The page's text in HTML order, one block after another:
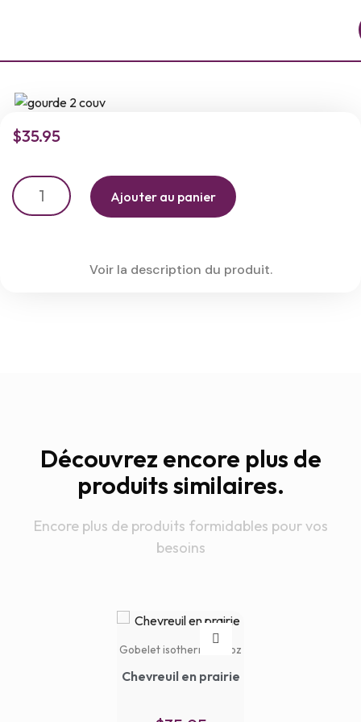
$35.95
Ajouter au panier
Voir la description du produit.
Découvrez encore plus de
produits similaires.
Encore plus de produits formidables pour vos
besoins
Gobelet isotherme 20oz
Chevreuil en prairie